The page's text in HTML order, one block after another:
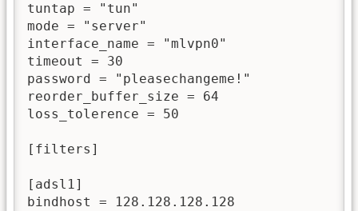
tuntap = "tun"
mode = "server"
interface_name = "mlvpn0"
timeout = 30
password = "pleasechangeme!"
reorder_buffer_size = 64
loss_tolerence = 50
[filters]
[adsl1]
bindhost = 128.128.128.128